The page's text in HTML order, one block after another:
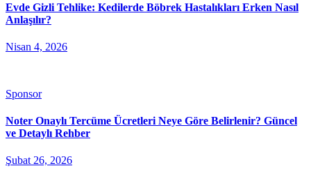
Evde Gizli Tehlike: Kedilerde Böbrek Hastalıkları Erken Nasıl
Anlaşılır?
Nisan 4, 2026
Sponsor
Noter Onaylı Tercüme Ücretleri Neye Göre Belirlenir? Güncel
ve Detaylı Rehber
Şubat 26, 2026